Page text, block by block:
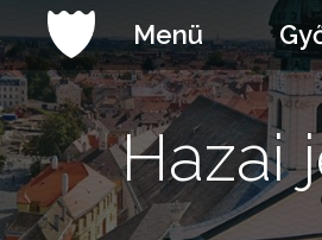
a
tartalomhoz
Menü
Hazai